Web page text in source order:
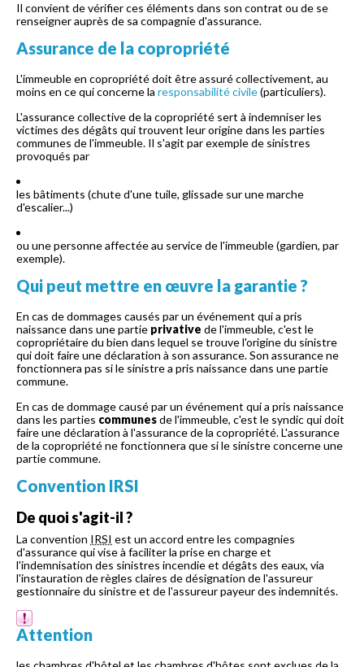
Il convient de vérifier ces éléments dans son contrat ou de se
renseigner auprès de sa compagnie d'assurance.
Assurance de la copropriété
L'immeuble en copropriété doit être assuré collectivement, au
moins en ce qui concerne la responsabilité civile(particuliers).
L'assurance collective de la copropriété sert à indemniser les
victimes des dégâts qui trouvent leur origine dans les parties
communes de l'immeuble. Il s'agit par exemple de sinistres
provoqués par
les bâtiments (chute d'une tuile, glissade sur une marche
d'escalier...)
ou une personne affectée au service de l'immeuble (gardien, par
exemple).
Qui peut mettre en œuvre la garantie ?
En cas de dommages causés par un événement qui a pris
naissance dans une partie privative de l'immeuble, c'est le
copropriétaire du bien dans lequel se trouve l'origine du sinistre
qui doit faire une déclaration à son assurance. Son assurance ne
fonctionnera pas si le sinistre a pris naissance dans une partie
commune.
En cas de dommage causé par un événement qui a pris naissance
dans les parties communesde l'immeuble, c'est le syndic qui doit
faire une déclaration à l'assurance de la copropriété. L'assurance
de la copropriété ne fonctionnera que si le sinistre concerne une
partie commune.
Convention IRSI
De quoi s'agit-il ?
La convention IRSI est un accord entre les compagnies
d'assurance qui vise à faciliter la prise en charge et
l'indemnisation des sinistres incendie et dégâts des eaux, via
l'instauration de règles claires de désignation de l'assureur
gestionnaire du sinistre et de l'assureur payeur des indemnités.
Attention